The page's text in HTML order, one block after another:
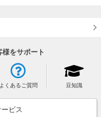
をサポート
よくあるご質問 豆知識
ビス